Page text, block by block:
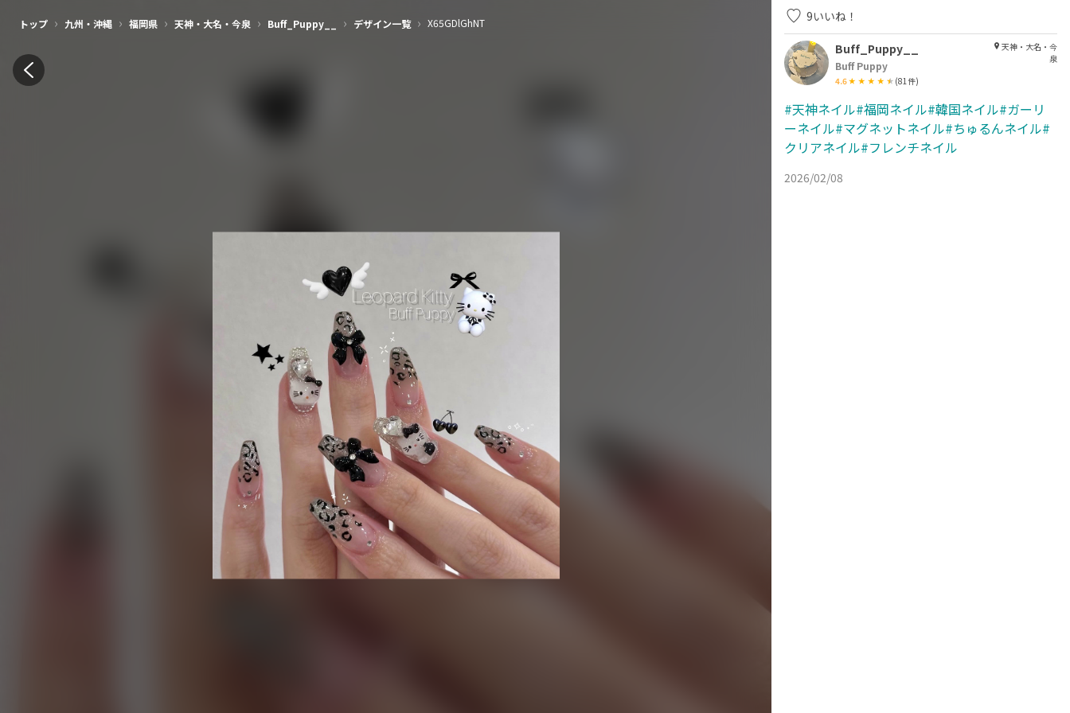
トップ › 九州・沖縄 › 福岡県 › 天神・大名・今泉 › Buff_Puppy__ › デザイン一覧 › X65GDlGhNT 9いいね！
Buff_Puppy__
Buff Puppy
4.6 (81件)
天神・大名・今
泉
#天神ネイル#福岡ネイル#韓国ネイル#ガーリ
ーネイル#マグネットネイル#ちゅるんネイル#
クリアネイル#フレンチネイル
2026/02/08